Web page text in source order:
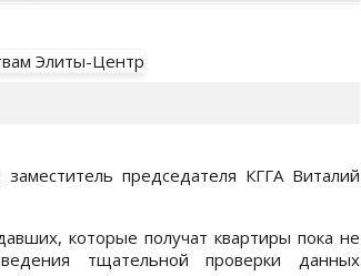
председателя КГГА Виталий
которые получат квартиры пока не
тщательной проверки данных